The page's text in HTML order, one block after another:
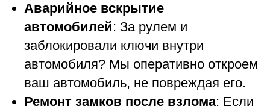
Аварийное вскрытие
автомобилей: За рулем и
заблокировали ключи внутри
автомобиля? Мы оперативно откроем
ваш автомобиль, не повреждая его.
Ремонт замков после взлома: Если